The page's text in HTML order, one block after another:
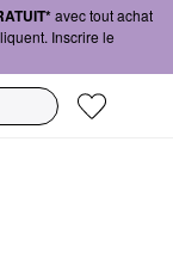
avec tout achat
Inscrire le